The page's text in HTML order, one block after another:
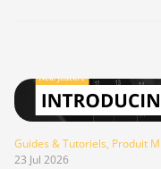
Guides & Tutoriels, Produit
23 Jul 2026